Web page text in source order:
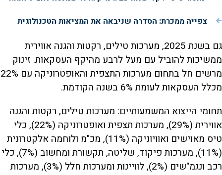
צפייה ממכרת: הסדרה שניבאה את המציאות הטכנולוגית
גם בשנת 2025, מערכות טילים, רקטות והגנה אווירית
ממשיכות להוביל עם מעל לרבע מהיקף העסקאות. זינוק
מרשים חל בתחום מערכות התצפית והאופטרוניקה עם 22%
מכלל העסקאות לעומת 6% בשנה הקודמת.
תחומי הייצוא המשמעותיים: מערכות טילים, רקטות והגנה
אווירית (29%), מערכות תצפית ואופטרוניקה (22%), כלי
טיס מאוישים ואוויוניקה (11%), מכ"מ ולוחמה אלקטרונית
(11%), מערכות פיקוד, שליטה, תקשורת ומחשוב (7%), כלי
רכב ונגמ"שים (2%), לוויינות ומערכות חלל (3%), מערכות